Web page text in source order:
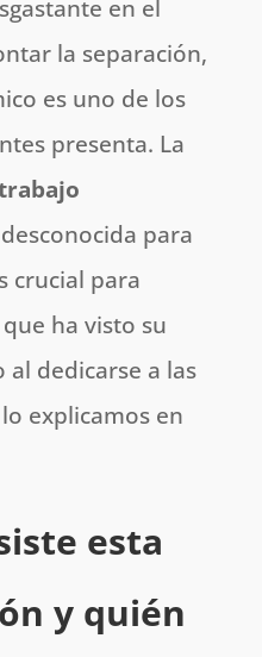
en el
la separación,
es uno de los
presenta. La
para
crucial para
ha visto su
dedicarse a las
explicamos en
esta
y quién